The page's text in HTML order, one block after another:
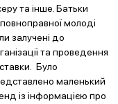
та інше. Батьки
молоді
залучені до
та проведення
Було
маленький
із інформацією про